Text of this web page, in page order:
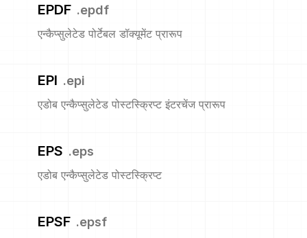
EPDF .epdf
एन्कैप्सुलेटेड पोर्टेबल डॉक्यूमेंट प्रारूप
EPI .epi
एडोब एन्कैप्सुलेटेड पोस्टस्क्रिप्ट इंटरचेंज प्रारूप
EPS .eps
एडोब एन्कैप्सुलेटेड पोस्टस्क्रिप्ट
EPSF .epsf